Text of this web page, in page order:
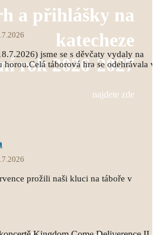
a přihlášky na
katecheze
rok 2026-2027
najdete zde
jsme se s děvčaty vydaly na
táborová hra se odehrávala
prožili naši kluci na táboře v